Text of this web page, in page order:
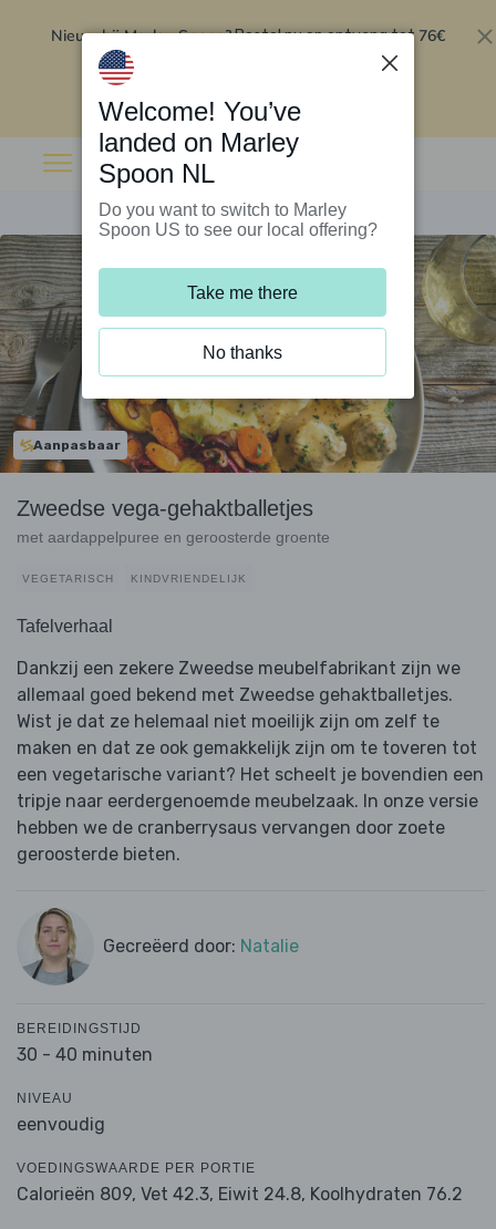
Nieuw bij Marley Spoon?Bestel nu en ontvang tot 76€
Aanpasbaar
Zweedse vega-gehaktballetjes
met aardappelpuree en geroosterde groente
VEGETARISCH KINDVRIENDELIJK
Tafelverhaal
Dankzij een zekere Zweedse meubelfabrikant zijn we
allemaal goed bekend met Zweedse gehaktballetjes.
Wist je dat ze helemaal niet moeilijk zijn om zelf te
maken en dat ze ook gemakkelijk zijn om te toveren tot
een vegetarische variant? Het scheelt je bovendien een
tripje naar eerdergenoemde meubelzaak. In onze versie
hebben we de cranberrysaus vervangen door zoete
geroosterde bieten.
Gecreëerd door: Natalie
BEREIDINGSTIJD
30 - 40 minuten
NIVEAU
eenvoudig
VOEDINGSWAARDE PER PORTIE
Calorieën 809, Vet 42.3, Eiwit 24.8, Koolhydraten 76.2
Welcome! You’ve
landed on Marley
Spoon NL
Do you want to switch to Marley
Spoon US to see our local offering?
Take me there
No thanks